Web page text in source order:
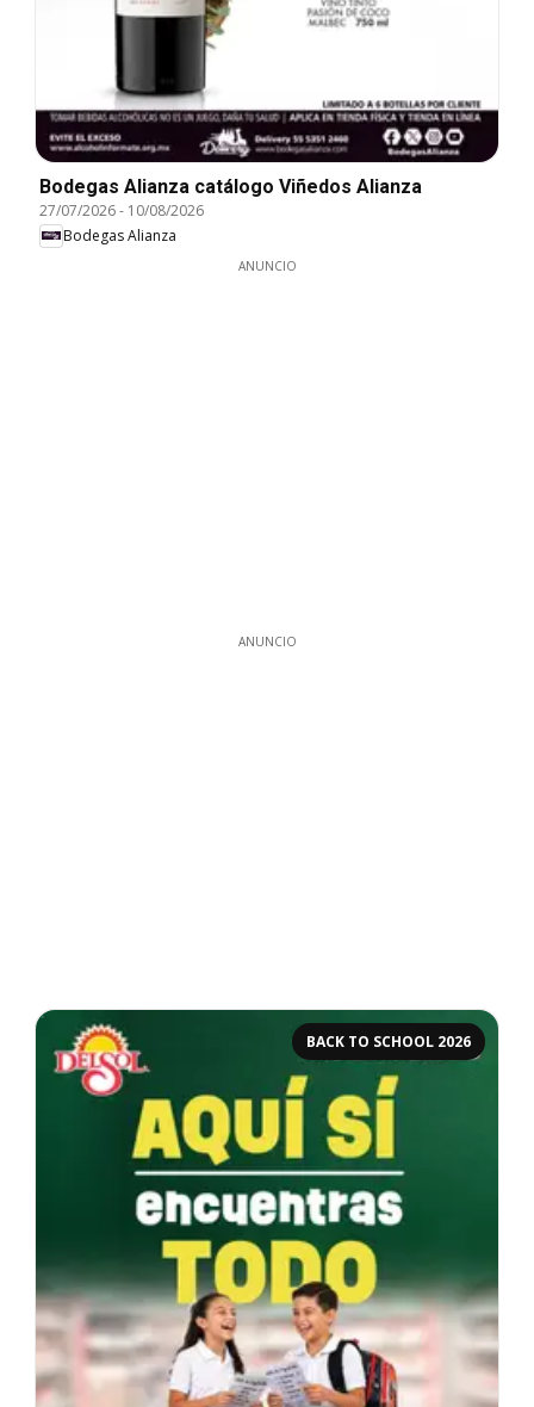
Bodegas Alianza catálogo Viñedos Alianza
27/07/2026- 10/08/2026
Bodegas Alianza
ANUNCIO
ANUNCIO
BACK TO SCHOOL 2026